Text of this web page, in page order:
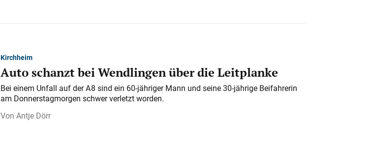
Kirchheim
Auto schanzt bei Wendlingen über die Leitplanke
Bei einem Unfall auf der A 8 sind ein 60-jähriger Mann und seine 30-jährige Beifahrerin
am Donnerstagmorgen schwer verletzt worden.
Antje Dörr